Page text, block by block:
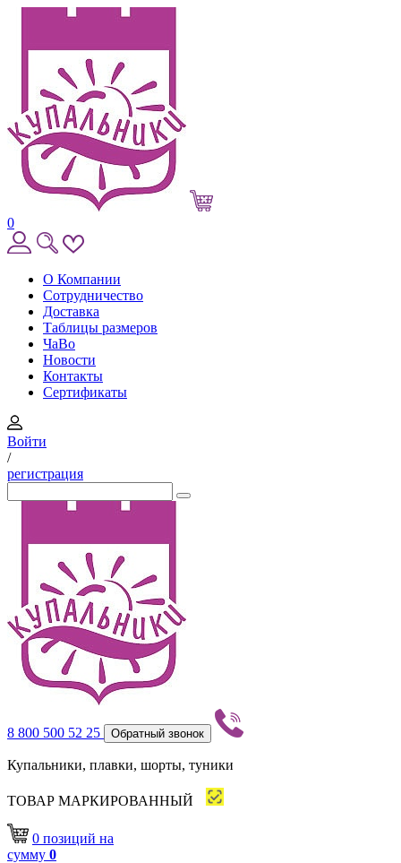
0
О Компании
Сотрудничество
Доставка
Таблицы размеров
ЧаВо
Новости
Контакты
Сертификаты
Войти
/
регистрация
8 800 500 52 25 Обратный звонок
Купальники, плавки, шорты, туники
ТОВАР МАРКИРОВАННЫЙ
0 позиций на
сумму 0